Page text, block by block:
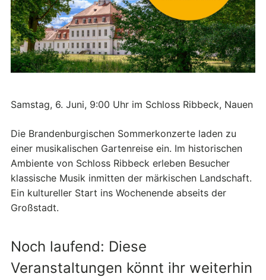
Samstag, 6. Juni, 9:00 Uhr im Schloss Ribbeck, Nauen
Die Brandenburgischen Sommerkonzerte laden zu
einer musikalischen Gartenreise ein. Im historischen
Ambiente von Schloss Ribbeck erleben Besucher
klassische Musik inmitten der märkischen Landschaft.
Ein kultureller Start ins Wochenende abseits der
Großstadt.
Noch laufend: Diese
Veranstaltungen könnt ihr weiterhin